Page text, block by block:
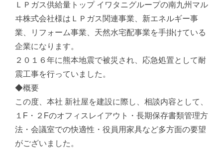
ＬＰガス供給量トップ イワタニグループの南九州マル
ヰ株式会社様はＬＰガス関連事業、新エネルギー事
業、リフォーム事業、天然水宅配事業を手掛けている
企業になります。
２０１６年に熊本地震で被災され、応急処置として耐
震工事を行っていました。
◆概要
この度、本社 新社屋を建設に際し、相談内容として、
１F・２Fのオフィスレイアウト・長期保存書類管理方
法・会議室での快適性・役員用家具など多方面の要望
がございました。